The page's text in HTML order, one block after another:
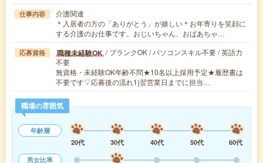
仕事内容
介護関連
＊入居者の方の「ありがとう」が嬉しい＊お年寄りを笑顔に
する介護のお仕事です。おじいちゃん、おばあちゃ…
応募資格 職種未経験OK / ブランクOK / パソコンスキル不要 / 英語力
不要
無資格・未経験OK年齢不問★10名以上採用予定★履歴書は
不要です▽応募後の流れ1)翌営業日までに担当…
職場の雰囲気
年齢層
20代
30代 40代 50代
60代
男女比率